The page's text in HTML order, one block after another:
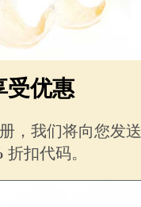
受优惠
，我们将向您发送
扣代码。